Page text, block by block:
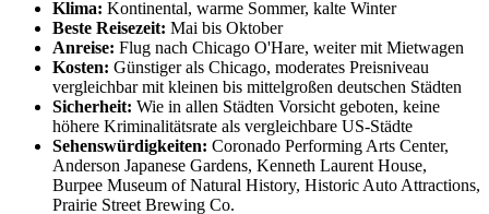
Klima: Kontinental, warme Sommer, kalte Winter
Beste Reisezeit: Mai bis Oktober
Anreise: Flug nach Chicago O'Hare, weiter mit Mietwagen
Kosten: Günstiger als Chicago, moderates Preisniveau
vergleichbar mit kleinen bis mittelgroßen deutschen Städten
Sicherheit: Wie in allen Städten Vorsicht geboten, keine
höhere Kriminalitätsrate als vergleichbare US-Städte
Sehenswürdigkeiten: Coronado Performing Arts Center,
Anderson Japanese Gardens, Kenneth Laurent House,
Burpee Museum of Natural History, Historic Auto Attractions,
Prairie Street Brewing Co.